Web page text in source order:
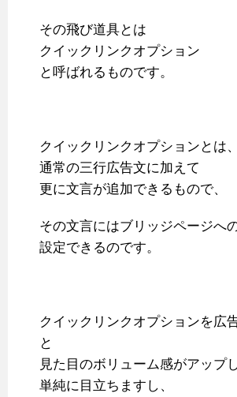
その飛び道具とは
クイックリンクオプション
と呼ばれるものです。
クイックリンクオプションとは、
通常の三行広告文に加えて
更に文言が追加できるもので、
その文言にはブリッジページへ
設定できるのです。
クイックリンクオプションを広
と
見た目のボリューム感がアップ
単純に目立ちますし、